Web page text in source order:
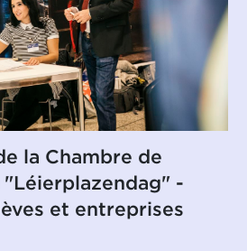
la Chambre de
"Léierplazendag" -
et entreprises